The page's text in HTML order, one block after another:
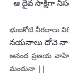
ఆ దైవ సాక్షిగా
భుజకోటి నీరదాలు
నయనాలు దోచె నా
ఆనంద
మందునా ||